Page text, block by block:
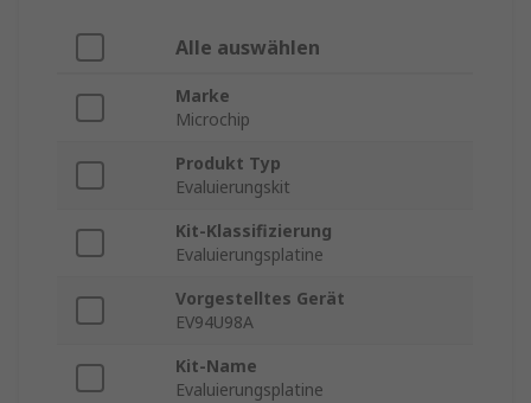
Alle auswählen
Marke
Microchip
Produkt Typ
Evaluierungskit
Kit-Klassifizierung
Evaluierungsplatine
Vorgestelltes Gerät
EV94U98A
Kit-Name
Evaluierungsplatine